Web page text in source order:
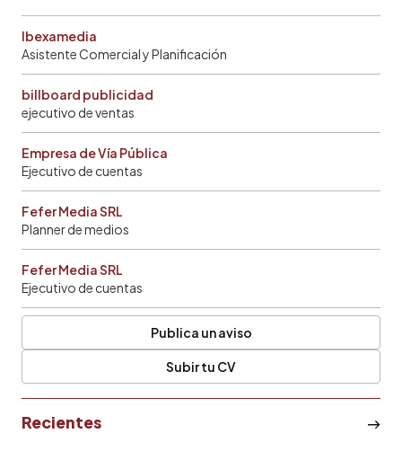
Ibexamedia
Asistente Comercial y Planificación
billboard publicidad
ejecutivo de ventas
Empresa de Vía Pública
Ejecutivo de cuentas
Fefer Media SRL
Planner de medios
Fefer Media SRL
Ejecutivo de cuentas
Publica un aviso
Subir tu CV
Recientes